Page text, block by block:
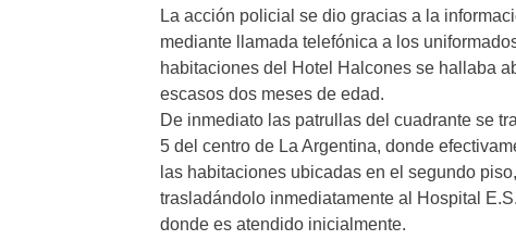
La acción policial se dio gracias a la
mediante llamada telefónica a los
habitaciones del Hotel Halcones se hallaba
escasos dos meses de edad.
De inmediato las patrullas del cuadrante se
5 del centro de La Argentina, donde
las habitaciones ubicadas en el segundo
trasladándolo inmediatamente al Hospital
donde es atendido inicialmente.